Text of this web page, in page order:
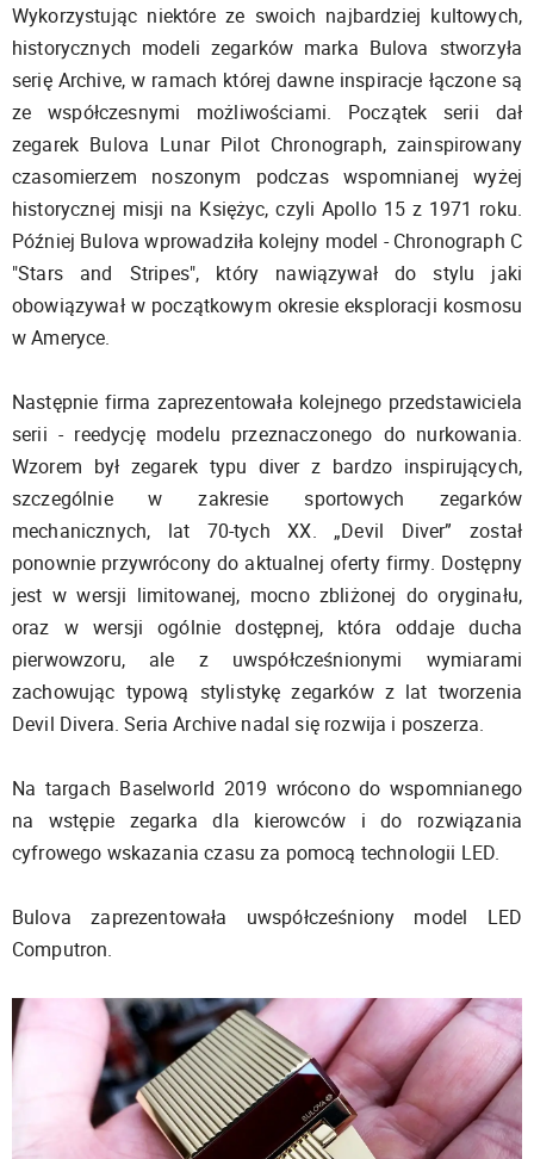
Wykorzystując niektóre ze swoich najbardziej kultowych,
historycznych modeli zegarków marka Bulova stworzyła
serię Archive, w ramach której dawne inspiracje łączone są
ze współczesnymi możliwościami. Początek serii dał
zegarek Bulova Lunar Pilot Chronograph, zainspirowany
czasomierzem noszonym podczas wspomnianej wyżej
historycznej misji na Księżyc, czyli Apollo 15 z 1971 roku.
Później Bulova wprowadziła kolejny model - Chronograph C
"Stars and Stripes", który nawiązywał do stylu jaki
obowiązywał w początkowym okresie eksploracji kosmosu
w Ameryce.
Następnie firma zaprezentowała kolejnego przedstawiciela
serii - reedycję modelu przeznaczonego do nurkowania.
Wzorem był zegarek typu diver z bardzo inspirujących,
szczególnie w zakresie sportowych zegarków
mechanicznych, lat 70-tych XX. „Devil Diver” został
ponownie przywrócony do aktualnej oferty firmy. Dostępny
jest w wersji limitowanej, mocno zbliżonej do oryginału,
oraz w wersji ogólnie dostępnej, która oddaje ducha
pierwowzoru, ale z uwspółcześnionymi wymiarami
zachowując typową stylistykę zegarków z lat tworzenia
Devil Divera. Seria Archive nadal się rozwija i poszerza.
Na targach Baselworld 2019 wrócono do wspomnianego
na wstępie zegarka dla kierowców i do rozwiązania
cyfrowego wskazania czasu za pomocą technologii LED.
Bulova zaprezentowała uwspółcześniony model LED
Computron.